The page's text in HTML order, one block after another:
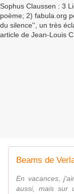
Cabanés
Beams de
En vacances,
aussi, mais sur